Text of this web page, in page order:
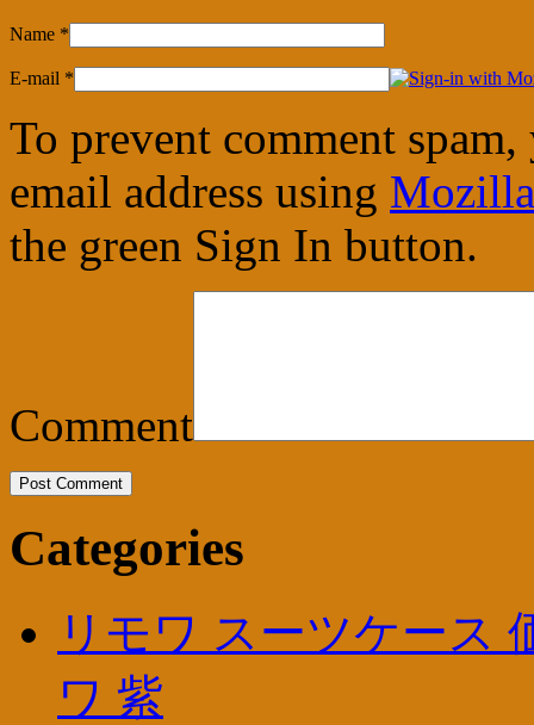
Name *
E-mail *
To prevent comment
email address using
the green Sign In button.
Comment
Categories
リモワ スーツケース
ワ 紫